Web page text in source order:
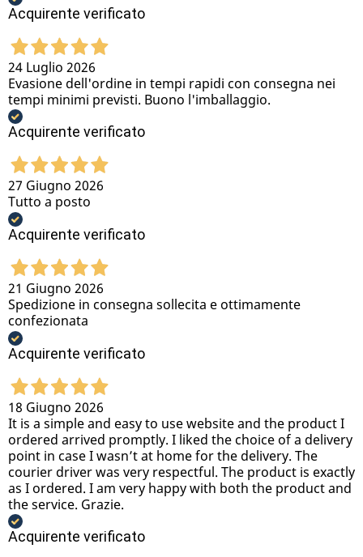
Acquirente verificato
24 Luglio 2026
Evasione dell'ordine in tempi rapidi con consegna nei
tempi minimi previsti. Buono l'imballaggio.
Acquirente verificato
27 Giugno 2026
Tutto a posto
Acquirente verificato
21 Giugno 2026
Spedizione in consegna sollecita e ottimamente
confezionata
Acquirente verificato
18 Giugno 2026
It is a simple and easy to use website and the product I
ordered arrived promptly. I liked the choice of a delivery
point in case I wasn’t at home for the delivery. The
courier driver was very respectful. The product is exactly
as I ordered. I am very happy with both the product and
the service. Grazie.
Acquirente verificato